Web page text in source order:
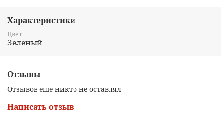
Характеристики
Цвет
Зеленый
Отзывы
Отзывов еще никто не оставлял
Написать отзыв